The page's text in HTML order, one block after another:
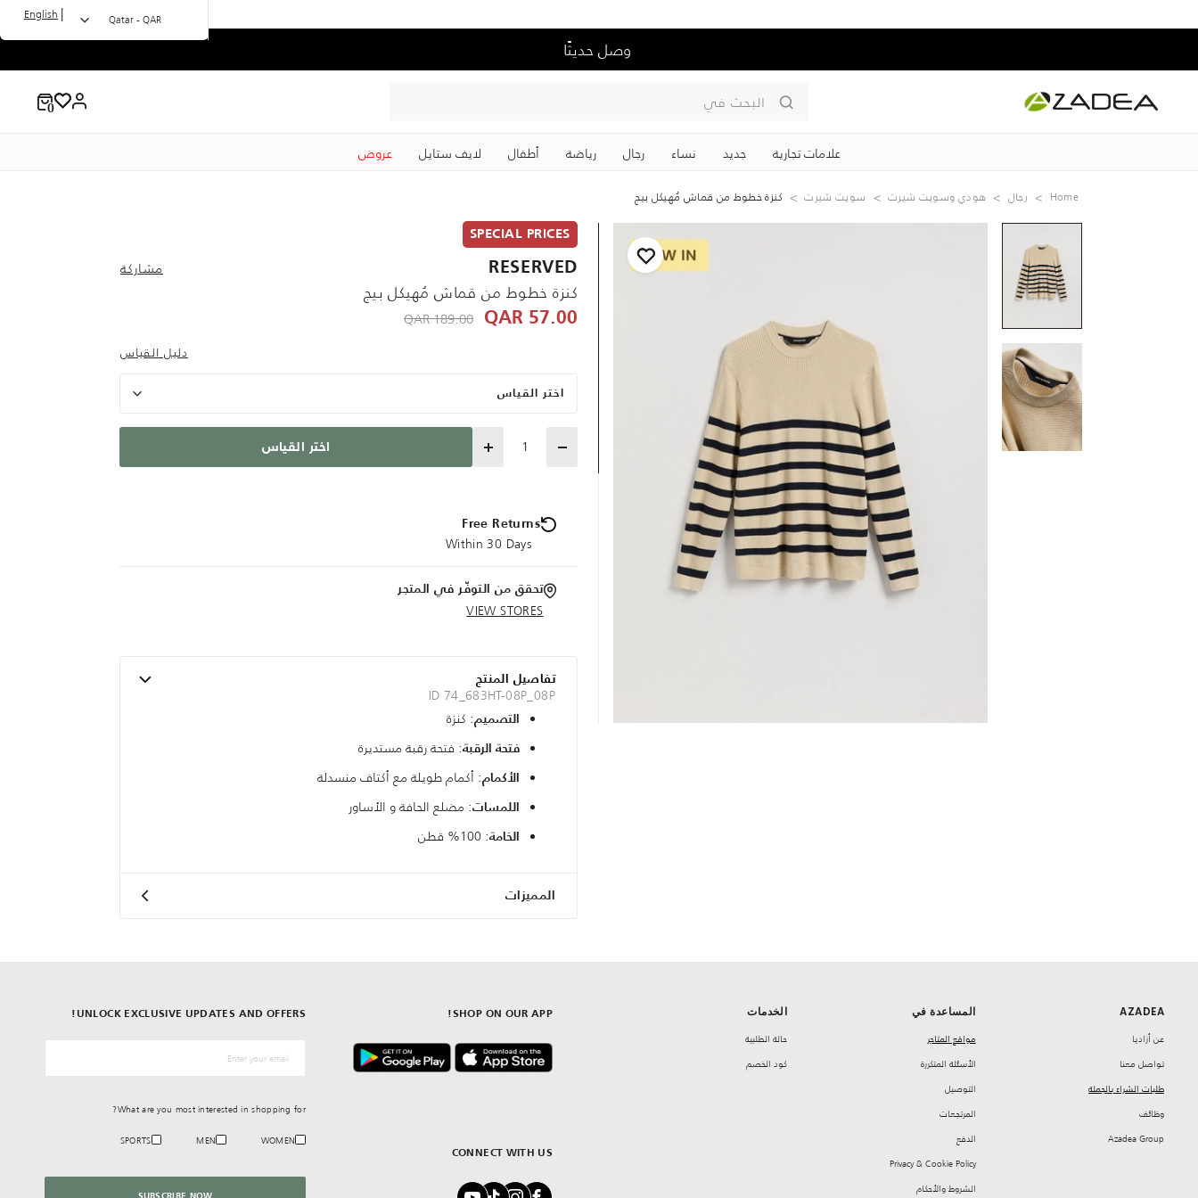
وصل حديثًا
البحث في
علامات تجارية جديد نساء رجال رياضة ‏أطفال لايف ستايل عروض
Qatar - QAR
|
English
Home رجال هودي وسويت شيرت سويت شيرت كنزة خطوط من قماش مُهيكل بيج
SPECIAL PRICES
RESERVED مشاركة
كنزة خطوط من قماش مُهيكل بيج
57.00 QAR
Price reduced from
189.00 QAR
to 57.00 QAR
دليل القياس
اختر القياس
Quantity اختر القياس
Free Returns
Within 30 Days
تحقق من التوفّر في المتجر
VIEW STORES
تفاصيل المنتج
ID 74_683HT-08P_08P
التصميم: كنزة
فتحة الرقبة: فتحة رقبة مستديرة
الأكمام: أكمام طويلة مع أكتاف منسدلة
اللمسات: مضلع الحافة و الأساور
الخامة: 100% قطن
المميزات
AZADEA
‏عن أزاديا
تواصل معنا
طلبات الشراء بالجملة
‏وظائف
Azadea Group
المساعدة في
مواقع المتاجر
‏الأسئلة المتكررة
‏التوصيل
‏المرتجعات
‏الدفع
Privacy & Cookie Policy
‏الشروط والأحكام
الخدمات
حالة الطلبية
كود الخصم
CONNECT WITH US
SHOP ON OUR APP!
UNLOCK EXCLUSIVE UPDATES AND OFFERS!
What are you most interested in shopping for?
WOMEN
MEN
SPORTS
SUBSCRIBE NOW